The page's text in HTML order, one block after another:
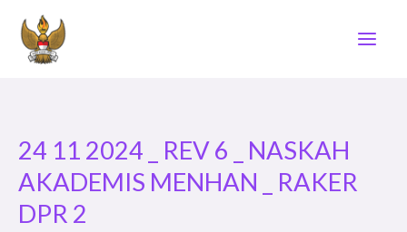
content
24 11 2024 _ REV 6 _ NASKAH
AKADEMIS MENHAN _ RAKER
DPR 2
24
11
2024
_